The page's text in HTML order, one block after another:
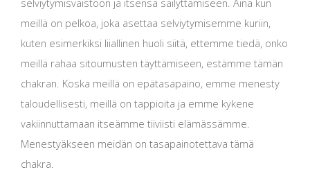
selviytymisvaistoon ja itsensä säilyttämiseen. Aina kun
meillä on pelkoa, joka asettaa selviytymisemme kuriin,
kuten esimerkiksi liiallinen huoli siitä, ettemme tiedä, onko
meillä rahaa sitoumusten täyttämiseen, estämme tämän
chakran. Koska meillä on epätasapaino, emme menesty
taloudellisesti, meillä on tappioita ja emme kykene
vakiinnuttamaan itseämme tiiviisti elämässämme.
Menestyäkseen meidän on tasapainotettava tämä
chakra.